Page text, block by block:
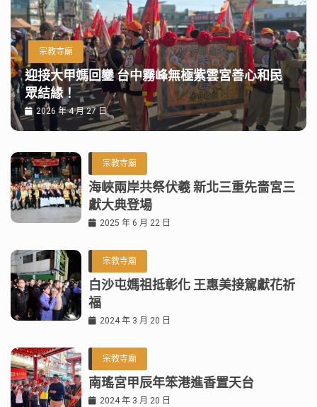
宗教寺廟
迎接大甲媽回鑾 台中霧峰無極紫雲宮善心和民
眾結緣！
2026 年 4 月 27 日
宗教寺廟
海峽兩岸共祭伏羲 新北三重先嗇宮三
獻大典登場
2025 年 6 月 22 日
宗教寺廟
白沙屯媽祖抵彰化 王惠美接駕獻花祈
福
2024 年 3 月 20 日
宗教寺廟
南瑤宮甲辰年笨港進香置天台
2024 年 3 月 20 日